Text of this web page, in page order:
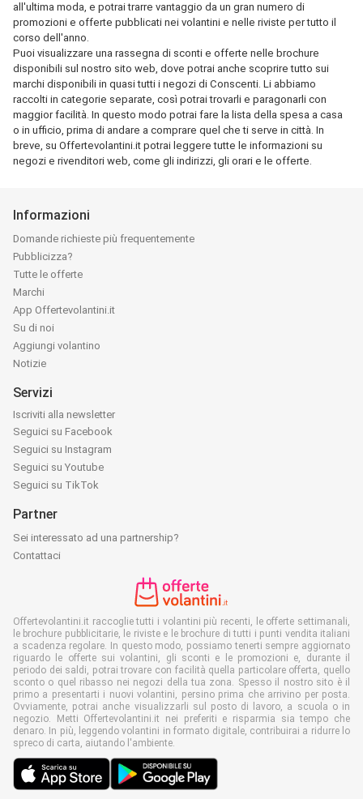
all'ultima moda, e potrai trarre vantaggio da un gran numero di
promozioni e offerte pubblicati nei volantini e nelle riviste per tutto il
corso dell'anno.
Puoi visualizzare una rassegna di sconti e offerte nelle brochure
disponibili sul nostro sito web, dove potrai anche scoprire tutto sui
marchi disponibili in quasi tutti i negozi di Conscenti. Li abbiamo
raccolti in categorie separate, così potrai trovarli e paragonarli con
maggior facilità. In questo modo potrai fare la lista della spesa a casa
o in ufficio, prima di andare a comprare quel che ti serve in città. In
breve, su Offertevolantini.it potrai leggere tutte le informazioni su
negozi e rivenditori web, come gli indirizzi, gli orari e le offerte.
Informazioni
Domande richieste più frequentemente
Pubblicizza?
Tutte le offerte
Marchi
App Offertevolantini.it
Su di noi
Aggiungi volantino
Notizie
Servizi
Iscriviti alla newsletter
Seguici su Facebook
Seguici su Instagram
Seguici su Youtube
Seguici su TikTok
Partner
Sei interessato ad una partnership?
Contattaci
Offertevolantini.it raccoglie tutti i volantini più recenti, le offerte settimanali,
le brochure pubblicitarie, le riviste e le brochure di tutti i punti vendita italiani
a scadenza regolare. In questo modo, possiamo tenerti sempre aggiornato
riguardo le offerte sui volantini, gli sconti e le promozioni e, durante il
periodo dei saldi, potrai trovare con facilità quella particolare offerta, quello
sconto o quel ribasso nei negozi della tua zona. Spesso il nostro sito è il
primo a presentarti i nuovi volantini, persino prima che arrivino per posta.
Ovviamente, potrai anche visualizzarli sul posto di lavoro, a scuola o in
negozio. Metti Offertevolantini.it nei preferiti e risparmia sia tempo che
denaro. In più, leggendo volantini in formato digitale, contribuirai a ridurre lo
spreco di carta, aiutando l'ambiente.